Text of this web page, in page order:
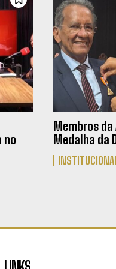
no
Membros da
Medalha da